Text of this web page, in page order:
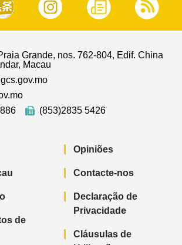
Grande, nos. 762-804, Edif. China
Macau
(853)2835 5426
de
Opiniões
Contacte-nos
Declaração de
Privacidade
Cláusulas de